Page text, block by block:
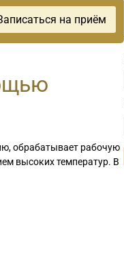
обрабатывает рабочую
высоких температур. В